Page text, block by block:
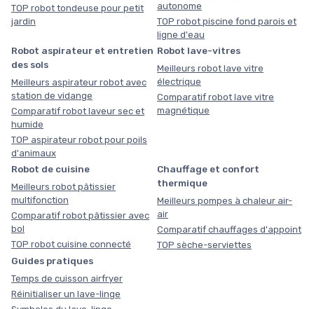
TOP robot tondeuse pour petit
jardin
autonome
TOP robot piscine fond parois et
ligne d'eau
Robot aspirateur et entretien
des sols
Meilleurs aspirateur robot avec
station de vidange
Comparatif robot laveur sec et
humide
TOP aspirateur robot pour poils
d'animaux
Robot lave-vitres
Meilleurs robot lave vitre
électrique
Comparatif robot lave vitre
magnétique
Robot de cuisine
Meilleurs robot pâtissier
multifonction
Comparatif robot pâtissier avec
bol
TOP robot cuisine connecté
Chauffage et confort
thermique
Meilleurs pompes à chaleur air-
air
Comparatif chauffages d'appoint
TOP sèche-serviettes
Guides pratiques
Temps de cuisson airfryer
Réinitialiser un lave-linge